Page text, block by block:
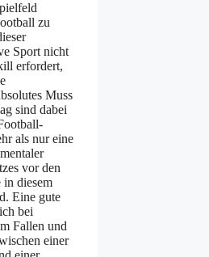
zu
Sport nicht
erfordert,
Muss
sind dabei
als nur eine
vor den
in diesem
Eine gute
bei
Fallen und
einer